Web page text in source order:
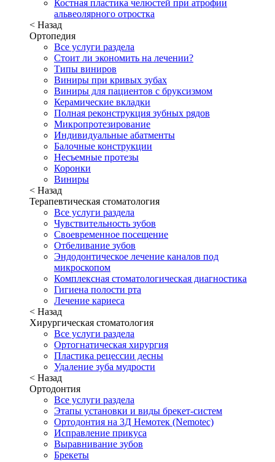
Костная пластика челюстей при атрофии
альвеолярного отростка
< Назад
Ортопедия
Все услуги раздела
Стоит ли экономить на лечении?
Типы виниров
Виниры при кривых зубах
Виниры для пациентов с бруксизмом
Керамические вкладки
Полная реконструкция зубных рядов
Микропротезирование
Индивидуальные абатменты
Балочные конструкции
Несъемные протезы
Коронки
Виниры
< Назад
Терапевтическая стоматология
Все услуги раздела
Чувствительность зубов
Своевременное посещение
Отбеливание зубов
Эндодонтическое лечение каналов под
микроскопом
Комплексная стоматологическая диагностика
Гигиена полости рта
Лечение кариеса
< Назад
Хирургическая стоматология
Все услуги раздела
Ортогнатическая хирургия
Пластика рецессии десны
Удаление зуба мудрости
< Назад
Ортодонтия
Все услуги раздела
Этапы установки и виды брекет-систем
Ортодонтия на 3Д Немотек (Nemotec)
Исправление прикуса
Выравнивание зубов
Брекеты